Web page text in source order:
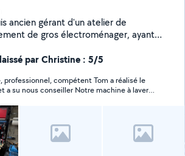
ancien gérant d'un atelier de
de gros électroménager, ayant
je m'inscris aujourd'hui sur Allo voisins
mes services en tant que réparateur
Je mettrai à disposition tout mon
cours des dernières années aux
une panne sur leur appareil.
me contacter !
par Christine : 5/5
compétent Tom a réalisé le
conseiller Notre machine à laver
devions constater quoi que ce soit sur la
intervention Nous n’hésiterons pas à faire
dans d’autres domaines où il peut
Merci à lui